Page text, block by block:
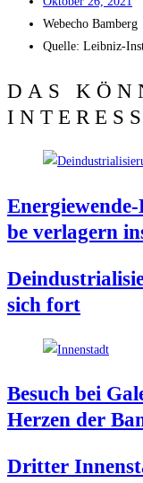
Web­echo Bamberg
Quel­le: Leib­niz-
DAS
be ver­la­gern
sich fort
Besuch bei
Her­zen der
Drit­ter